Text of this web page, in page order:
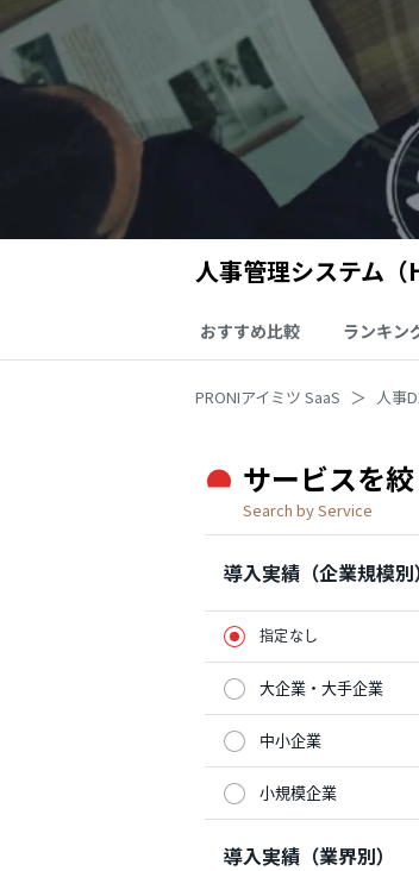
人事管理システム（
おすすめ比較 ランキン
PRONIアイミツ SaaS 人事
サービスを
Search by Service
導入実績（企業規模別）
指定なし
大企業・大手企業
中小企業
小規模企業
導入実績（業界別）